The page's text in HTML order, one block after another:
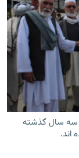
سه سال گذشته
اند.